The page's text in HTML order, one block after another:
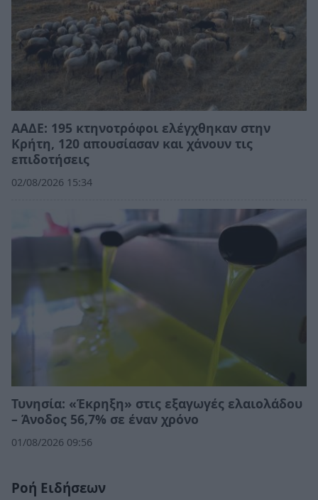
ΑΑΔΕ: 195 κτηνοτρόφοι ελέγχθηκαν στην
Κρήτη, 120 απουσίασαν και χάνουν τις
επιδοτήσεις
02/08/2026 15:34
Τυνησία: «Έκρηξη» στις εξαγωγές ελαιολάδου
– Άνοδος 56,7% σε έναν χρόνο
01/08/2026 09:56
Ροή Ειδήσεων